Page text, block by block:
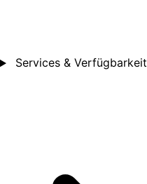
Services & Verfügbarkeit